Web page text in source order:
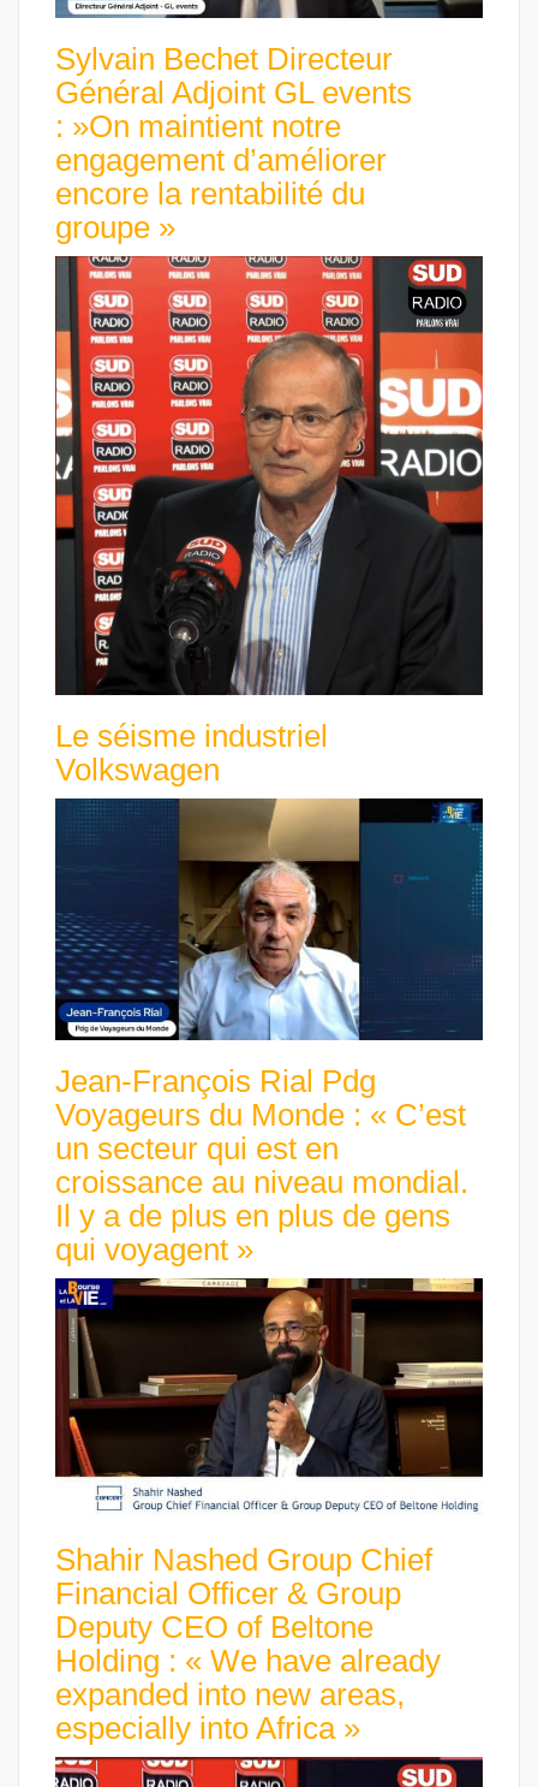
Sylvain Bechet Directeur
Général Adjoint GL events
: »On maintient notre
engagement d’améliorer
encore la rentabilité du
groupe »
Le séisme industriel
Volkswagen
Jean-François Rial Pdg
Voyageurs du Monde : « C’est
un secteur qui est en
croissance au niveau mondial.
Il y a de plus en plus de gens
qui voyagent »
Shahir Nashed Group Chief
Financial Officer & Group
Deputy CEO of Beltone
Holding : « We have already
expanded into new areas,
especially into Africa »